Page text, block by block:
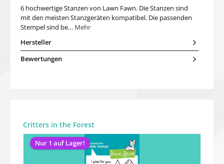
6 hochwertige Stanzen von Lawn Fawn. Die Stanzen sind
mit den meisten Stanzgeräten kompatibel. Die passenden
Stempel sind be… Mehr
Hersteller
Bewertungen
Produktgalerie überspringen
Critters in the Forest
Nur 1 auf Lager!